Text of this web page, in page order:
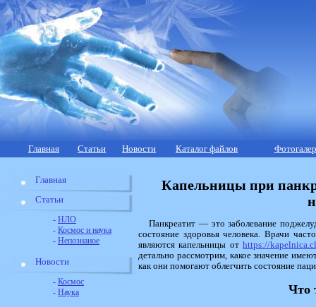
Главная Статьи Новости Каталог файлов
Главная
Статьи
- НЛО
- Космос и наука
- Непознаное
Новости
- Космос
- Наука
Капельницы при
Панкреатит — это заболевание
состояние здоровья человека. Врачи
являются капельницы отhttps://
детально рассмотрим, какое значение
как они помогают облегчить состояние
Что